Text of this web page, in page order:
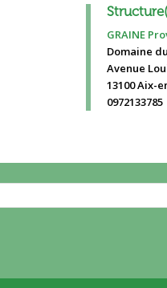
GRAINE
Domaine
Avenue
13100 Aix-
0972133785